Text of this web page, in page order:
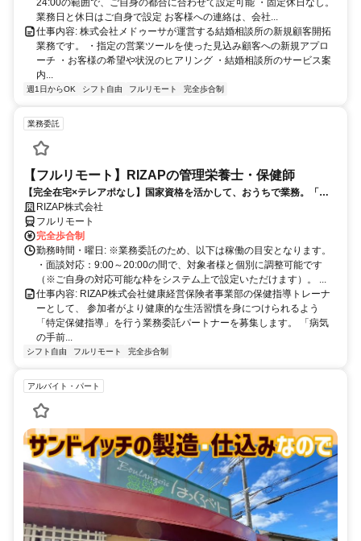
24:00の範囲で、ご自身の都合に合わせて設定可能 ・固定休日なし。
業務日と休日はご自身で設定 お客様への連絡は、会社...
仕事内容: 株式会社メドゥーサが運営する結婚相談所の新規顧客開拓
業務です。 ・指定の営業ツールを使った見込み顧客への新規アプロ
ーチ ・お客様の希望や状況のヒアリング ・結婚相談所のサービス案
内...
週1日からOK シフト自由 フルリモート 完全歩合制
業務委託
【フルリモート】RIZAPの管理栄養士・保健師
【完全在宅×テレアポなし】国家資格を活かして、おうちで業務。「も
う一つの安心」を。主婦・Wワーカー活躍中！「平日の日中だけ」「夕
方以降の数時間だけ」など、生活リズムに合わせた時間調整が可能で
す。1件ごとの成果報酬型だから、頑張った分だけ手応えのある収入
に。充実のサポート体制で、安心の在宅ワークを始めませんか？
RIZAP株式会社
フルリモート
完全歩合制
勤務時間・曜日: ※業務委託のため、以下は稼働の目安となります。
・面談対応：9:00～20:00の間で、対象者様と個別に調整可能です
（※ご自身の対応可能な枠をシステム上で設定いただけます）。 ...
仕事内容: RIZAP株式会社健康経営保険者事業部の保健指導トレーナ
ーとして、 参加者がより健康的な生活習慣を身につけられるよう
「特定保健指導」を行う業務委託パートナーを募集します。 「病気
の手前...
シフト自由 フルリモート 完全歩合制
アルバイト・パート